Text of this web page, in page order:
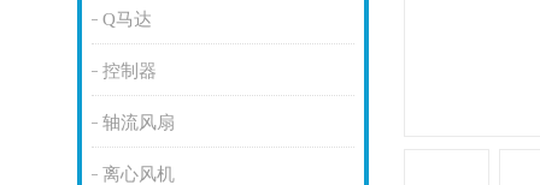
Q马达
控制器
轴流风扇
离心风机